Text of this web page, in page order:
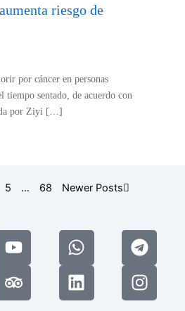
riesgo de
por cáncer en personas
tiempo sentado, de acuerdo con
por Ziyi […]
5 … 68 Newer Posts
YoutubeWhatsapp
TripadvisorLinkedin